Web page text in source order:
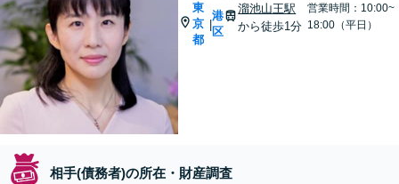
東
京
都
|
港
区
溜池山王駅
から徒歩1分
営業時間：10:00~
18:00（平日）
相手(債務者)の所在・財産調査